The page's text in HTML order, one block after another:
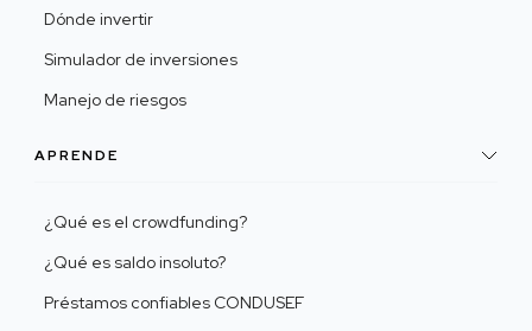
Dónde invertir
Simulador de inversiones
Manejo de riesgos
APRENDE
¿Qué es el crowdfunding?
¿Qué es saldo insoluto?
Préstamos confiables CONDUSEF